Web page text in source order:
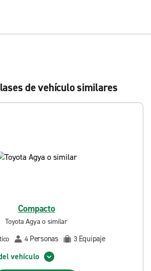
de vehículo similares
Compacto
Toyota Agya o similar
4 Personas 3 Equipaje
vehículo